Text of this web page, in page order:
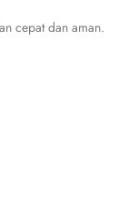
cepat dan aman.